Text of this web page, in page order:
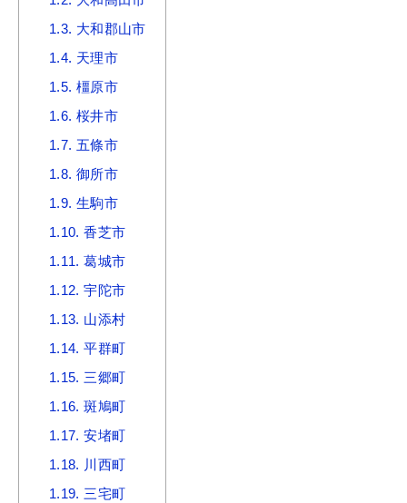
1.3. 大和郡山市
1.4. 天理市
1.5. 橿原市
1.6. 桜井市
1.7. 五條市
1.8. 御所市
1.9. 生駒市
1.10. 香芝市
1.11. 葛城市
1.12. 宇陀市
1.13. 山添村
1.14. 平群町
1.15. 三郷町
1.16. 斑鳩町
1.17. 安堵町
1.18. 川西町
1.19. 三宅町